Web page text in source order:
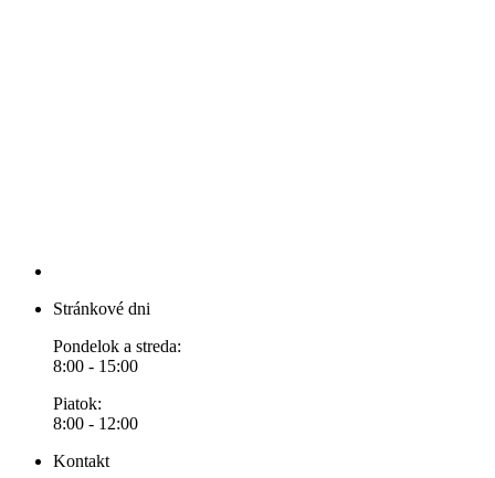
Stránkové dni
Pondelok a streda:
8:00 - 15:00
Piatok:
8:00 - 12:00
Kontakt